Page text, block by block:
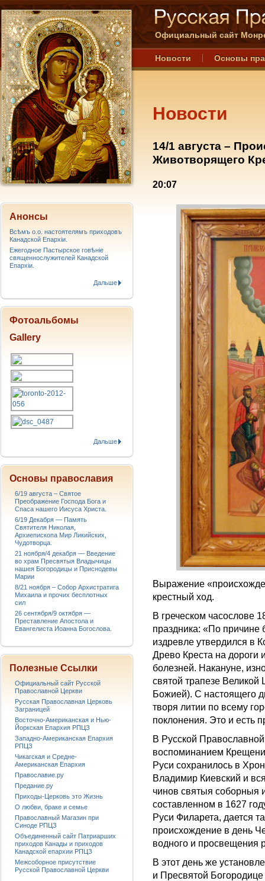
Официальный сайт
Новости Основы
Новости
14/1 августа –
Животворящего
20:07
Выражение
крестный ход.
В греческом часослове
праздника: «По причине
издревле утвердился в
Древо Креста на
болезней. Накануне,
святой трапезе
Божией). С настоящего
творя литии по всему
поклонения. Это и есть
В Русской
воспоминанием
Руси сохранилось в
Владимир Киевский и
чинов святыя соборныя
составленном в 1627
Руси Филарета, дается
происхождение в день
водного и просвещения
В этот день же
и Пресвятой Богородице
Анонсы
Всѣмъ о.о. настоятелямъ приходовъ
Канадской Епархiи.
Ежегодное Пастырское говѣніе
священнослужителей Канадской
Епархіи.
Дальше
Фотоальбомы
Gallery
Дальше
Основы православия
6/19 августа – Святое
Преображение Господа Бога и
Спаса нашего Иисуса Христа.
6/19 Декабря — Память
Святителя Николая,
Архиепископа Мир Ликийских,
Чудотворца.
21 ноября/4 декабря — Введение
во храм Пресвятыя Владычицы
нашея Богородицы и Приснодевы
Марии
8/21 ноября – Собор Архистратига
Михаила и прочих бесплотных
сил
26 сентября/9 октября —
Преставление Апостола и
Евангелиста Иоанна Богослова.
Полезные Ссылки
Официальный сайт Русской
Православной Церкви
Русская Православная Церковь
Заграницей
Восточно-Американская и Нью-
Йоркская Епархия РПЦЗ
Западно-Американская Епархия
РПЦЗ
Чикагская и Средне-
Американская Епархия
Православие.ру
Предание.ру
Приходы-Церковь это Жизнь
О любви, браке и семье
Православный Магазин при
Синоде РПЦЗ
Объединенный сайт Патриарших
приходов Канады и приходов
Канадской епархии РПЦЗ
Межсоборное присутствие
Русской Православной Церкви